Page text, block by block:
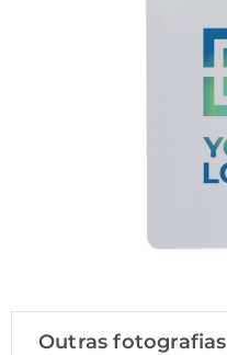
Outras fotografias